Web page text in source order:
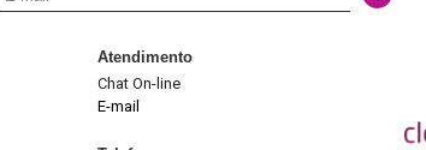
Atendimento
Chat On-line
E-mail